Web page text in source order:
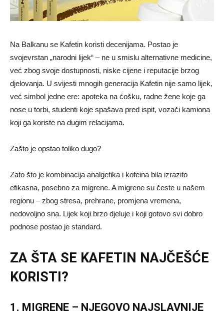
Na Balkanu se Kafetin koristi decenijama. Postao je
svojevrstan „narodni lijek“ – ne u smislu alternativne medicine,
već zbog svoje dostupnosti, niske cijene i reputacije brzog
djelovanja. U svijesti mnogih generacija Kafetin nije samo lijek,
već simbol jedne ere: apoteka na ćošku, radne žene koje ga
nose u torbi, studenti koje spašava pred ispit, vozači kamiona
koji ga koriste na dugim relacijama.
Zašto je opstao toliko dugo?
Zato što je kombinacija analgetika i kofeina bila izrazito
efikasna, posebno za migrene. A migrene su česte u našem
regionu – zbog stresa, prehrane, promjena vremena,
nedovoljno sna. Lijek koji brzo djeluje i koji gotovo svi dobro
podnose postao je standard.
ZA ŠTA SE KAFETIN NAJČEŠĆE
KORISTI?
1. MIGRENE – NJEGOVO NAJSLAVNIJE